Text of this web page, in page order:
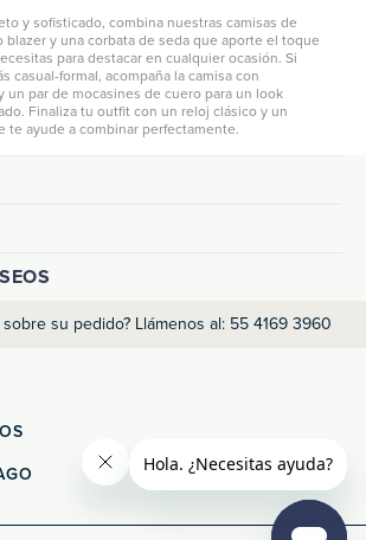
y sofisticado, combina nuestras camisas de
blazer y una corbata de seda que aporte el toque
para destacar en cualquier ocasión. Si
casual-formal, acompaña la camisa con
un par de mocasines de cuero para un look
Finaliza tu outfit con un reloj clásico y un
te ayude a combinar perfectamente.
su pedido? Llámenos al: 55 4169 3960